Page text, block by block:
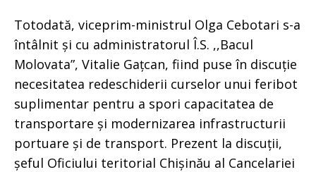
Totodată, viceprim-ministrul Olga Cebotari s-a
întâlnit și cu administratorul Î.S. ,,Bacul
Molovata”, Vitalie Gațcan, fiind puse în discuție
necesitatea redeschiderii curselor unui feribot
suplimentar pentru a spori capacitatea de
transportare și modernizarea infrastructurii
portuare și de transport. Prezent la discuții,
șeful Oficiului teritorial Chișinău al Cancelariei